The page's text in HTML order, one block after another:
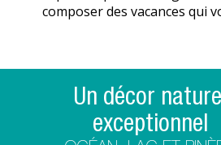
composer des vacances qui
Un décor
exceptionnel